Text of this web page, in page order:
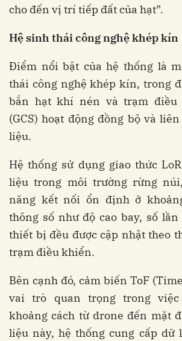
cho đến vị trí tiếp đất của hạt”.
Hệ sinh thái công nghệ khép kín
Điểm nổi bật của hệ thống là
thái công nghệ khép kín, trong
bắn hạt khí nén và trạm điều
(GCS) hoạt động đồng bộ và
liệu.
Hệ thống sử dụng giao thức
liệu trong môi trường rừng
năng kết nối ổn định ở
thông số như độ cao bay, số
thiết bị đều được cập nhật theo
trạm điều khiển.
Bên cạnh đó, cảm biến ToF
vai trò quan trọng trong
khoảng cách từ drone đến mặt
liệu này, hệ thống cung cấp dữ